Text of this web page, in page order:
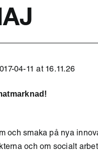
och smaka på nya
och om socialt